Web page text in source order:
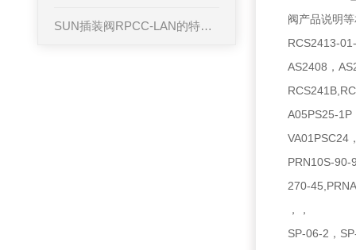
阀产品说明
RCS2413-
AS2408，
A05PS25-1P
VA01PSC24
PRN10S-90-
270-
，，
SP-06-2，
SUN插装阀RPCC-LAN的特点是